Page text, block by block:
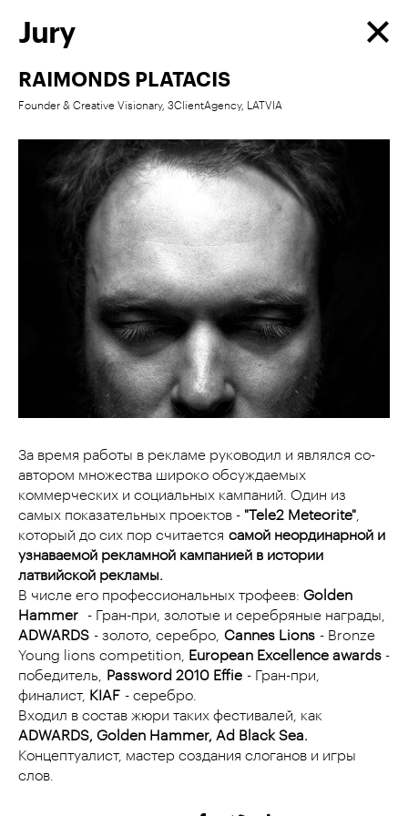
Jury
RAIMONDS PLATACIS
Founder & Creative Visionary, 3ClientAgency, LATVIA
За время работы в рекламе руководил и являлся со-
автором множества широко обсуждаемых
коммерческих и социальных кампаний. Один из
самых показательных проектов - "Tele2 Meteorite"
который до сих пор считается самой неординарной и
узнаваемой рекламной кампанией в истории
латвийской рекламы.
В числе его профессиональных трофеев: Golden
Hammer
- Гран-при, золотые и серебряные награды,
ADWARDS - золото, серебро, Cannes Lions - Bronze
Young lions competition,
European Excellence awards -
победитель,
Password 2010 Effie - Гран-при,
финалист,
KIAF - серебро.
Входил в состав жюри таких фестивалей, как
ADWARDS, Golden Hammer, Ad Black Sea.
Концептуалист, мастер создания слоганов и игры
слов.